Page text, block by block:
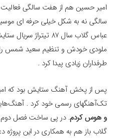
سالگی نه به شکل خیلی حرفه ای
عباس گلاب سال 87
ملودی خودش و تنظیم سعید شمس را
طرفداران زیادی پیدا کرد .
پس از پخش آهنگ ستایش بود که
تک‌آهنگهای رسمی خود کرد .
و هوس کردم. در پی ساخت فصل دوم
گلاب باز هم به همکاری در این